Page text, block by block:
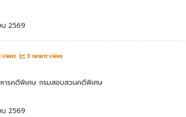
2569
3 recent views
ารคดีพิเศษ กรมสอบสวนคดีพิเศษ
2569